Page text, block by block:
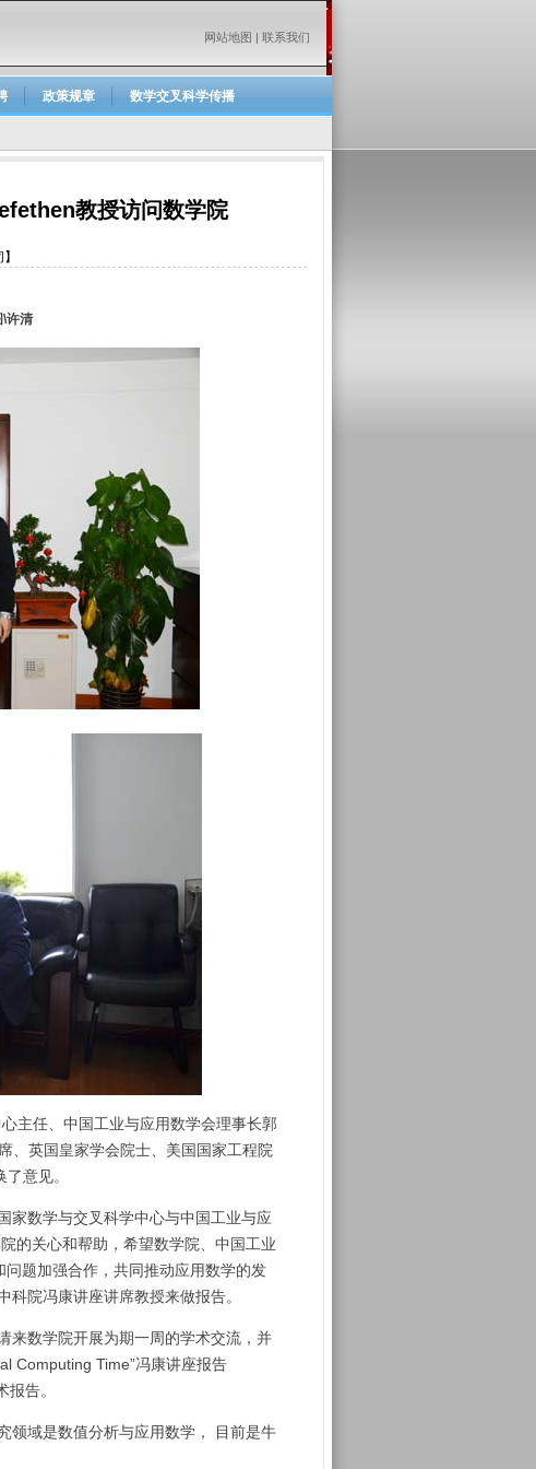
网站地图 | 联系我们
政策规章 数学交叉科学传播
教授访问数学院
许清
任、中国工业与应用数学会理事长郭
、英国皇家学会院士、美国国家工程院
意见。
数学与交叉科学中心与中国工业与应
的关心和帮助，希望数学院、中国工业
题加强合作，共同推动应用数学的发
院冯康讲座讲席教授来做报告。
数学院开展为期一周的学术交流，并
Computing Time”冯康讲座报告
告。
域是数值分析与应用数学， 目前是牛